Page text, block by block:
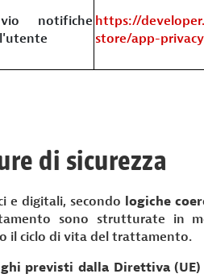
notifiche https://
store/app-
di sicurezza
e digitali, secondo logiche
sono strutturate in
il ciclo di vita del trattamento.
previsti dalla Direttiva (UE)